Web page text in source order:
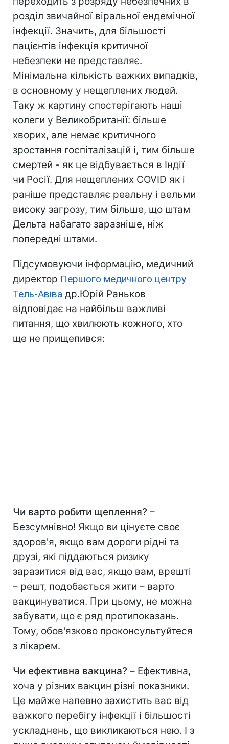
розділ звичайної віральної ендемічної
інфекції. Значить, для більшості
пацієнтів інфекція критичної
небезпеки не представляє.
Мінімальна кількість важких випадків,
в основному у нещеплених людей.
Таку ж картину спостерігають наші
колеги у Великобританії: більше
хворих, але немає критичного
зростання госпіталізацій і, тим більше
смертей - як це відбувається в Індії
чи Росії. Для нещеплених COVID як і
раніше представляє реальну і вельми
високу загрозу, тим більше, що штам
Дельта набагато заразніше, ніж
попередні штами.
Підсумовуючи інформацію, медичний
директор Першого медичного центру
Тель-Авіва др.Юрій Раньков
відповідає на найбільш важливі
питання, що хвилюють кожного, хто
ще не прищепився:
Чи варто робити щеплення? –
Безсумнівно! Якщо ви цінуєте своє
здоров'я, якщо вам дороги рідні та
друзі, які піддаються ризику
заразитися від вас, якщо вам, врешті
– решт, подобається жити – варто
вакцинуватися. При цьому, не можна
забувати, що є ряд протипоказань.
Тому, обов'язково проконсультуйтеся
з лікарем.
Чи ефективна вакцина? – Ефективна,
хоча у різних вакцин різні показники.
Це майже напевно захистить вас від
важкого перебігу інфекції і більшості
ускладнень, що викликаються нею. І з